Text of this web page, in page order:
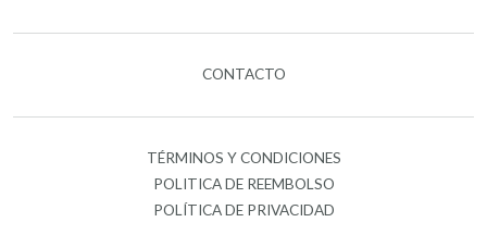
CONTACTO
TÉRMINOS Y CONDICIONES
POLITICA DE REEMBOLSO
POLÍTICA DE PRIVACIDAD